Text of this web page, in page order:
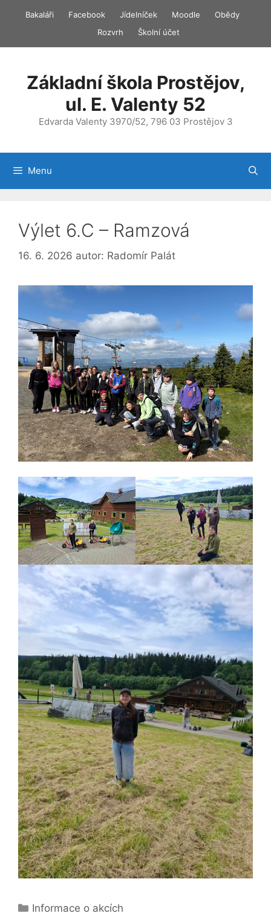
Bakaláři Facebook Jídelníček Moodle
Obědy
Rozvrh
Školní účet
Základní škola Prostějov,
ul. E. Valenty 52
Edvarda Valenty 3970/52, 796 03 Prostějov 3
Menu
Výlet 6.C – Ramzová
16. 6. 2026 autor: Radomír Palát
Rubriky
Informace o akcích